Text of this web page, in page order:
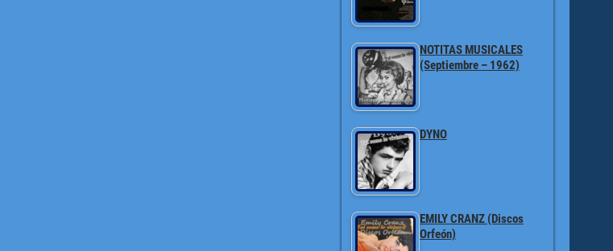
NOTITAS MUSICALES
(Septiembre – 1962)
DYNO
EMILY CRANZ (Discos
Orfeón)